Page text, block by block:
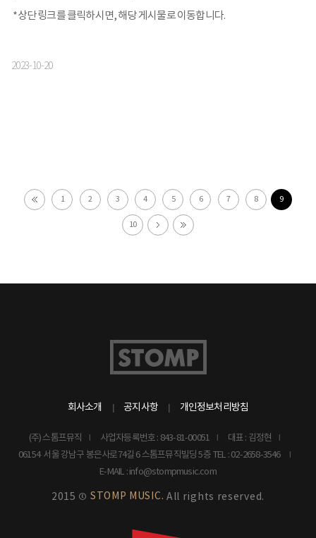
*상단 링크를 클릭하시면, 해당 게시물로 이동합니다.
2023-10-20
1 2 3 4 5 6 7 8 9
10
회사소개 공지사항 개인정보처리방침
(주) 스톰프뮤직 사업자등록번호 : 843-81-00051
대표 : 김정현
06154 서울 강남구 봉은사로74길 6 스톰프뮤직빌딩 5층 TEL : 02-2658-3546
E-MAIL : info@stompmusic.com
2015 © STOMP MUSIC. All rights reserved.